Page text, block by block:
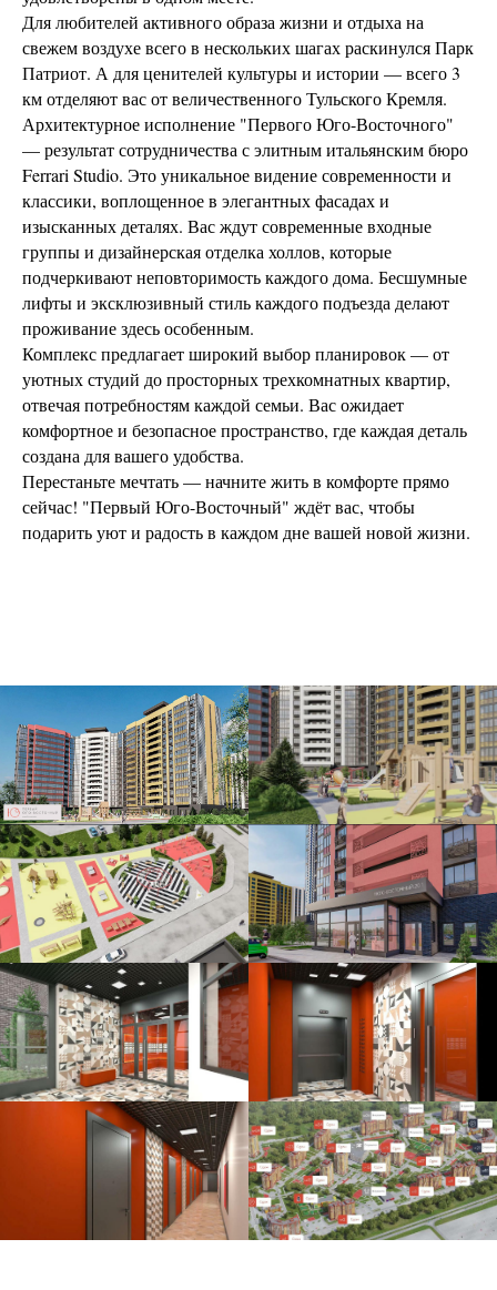
Для любителей активного образа жизни и отдыха на
свежем воздухе всего в нескольких шагах раскинулся Парк
Патриот. А для ценителей культуры и истории — всего 3
км отделяют вас от величественного Тульского Кремля.
Архитектурное исполнение "Первого Юго-Восточного"
— результат сотрудничества с элитным итальянским бюро
Ferrari Studio. Это уникальное видение современности и
классики, воплощенное в элегантных фасадах и
изысканных деталях. Вас ждут современные входные
группы и дизайнерская отделка холлов, которые
подчеркивают неповторимость каждого дома. Бесшумные
лифты и эксклюзивный стиль каждого подъезда делают
проживание здесь особенным.
Комплекс предлагает широкий выбор планировок — от
уютных студий до просторных трехкомнатных квартир,
отвечая потребностям каждой семьи. Вас ожидает
комфортное и безопасное пространство, где каждая деталь
создана для вашего удобства.
Перестаньте мечтать — начните жить в комфорте прямо
сейчас! "Первый Юго-Восточный" ждёт вас, чтобы
подарить уют и радость в каждом дне вашей новой жизни.